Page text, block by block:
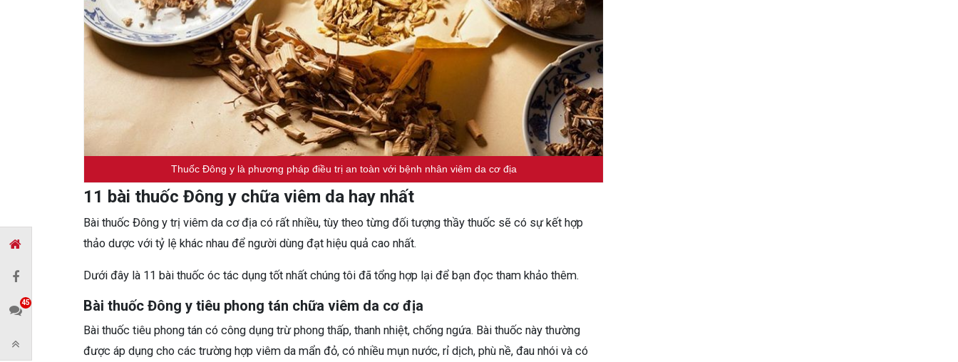
Thuốc Đông y là phương pháp điều trị an toàn với bệnh nhân viêm da cơ địa
11 bài thuốc Đông y chữa viêm da hay nhất
Bài thuốc Đông y trị viêm da cơ địa có rất nhiều, tùy theo từng đối tượng thầy thuốc sẽ có sự kết hợp
thảo dược với tỷ lệ khác nhau để người dùng đạt hiệu quả cao nhất.
Dưới đây là 11 bài thuốc óc tác dụng tốt nhất chúng tôi đã tổng hợp lại để bạn đọc tham khảo thêm.
Bài thuốc Đông y tiêu phong tán chữa viêm da cơ địa
Bài thuốc tiêu phong tán có công dụng trừ phong thấp, thanh nhiệt, chống ngứa. Bài thuốc này thường
được áp dụng cho các trường hợp viêm da mẩn đỏ, có nhiều mụn nước, rỉ dịch, phù nề, đau nhói và có
45